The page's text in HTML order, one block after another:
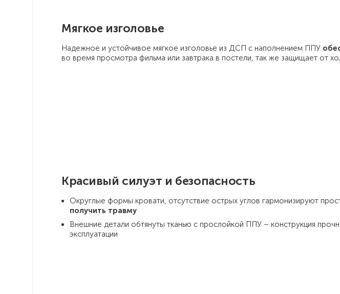
Мягкое изголовье
Надежное и устойчивое мягкое изголовье из ДСП с наполнением ППУ
во время просмотра фильма или завтрака в постели, так же защищает от
Красивый силуэт и безопасность
Округлые формы кровати, отсутствие острых углов гармонизируют
получить травму
Внешние детали обтянуты тканью с прослойкой ППУ – конструкция
эксплуатации